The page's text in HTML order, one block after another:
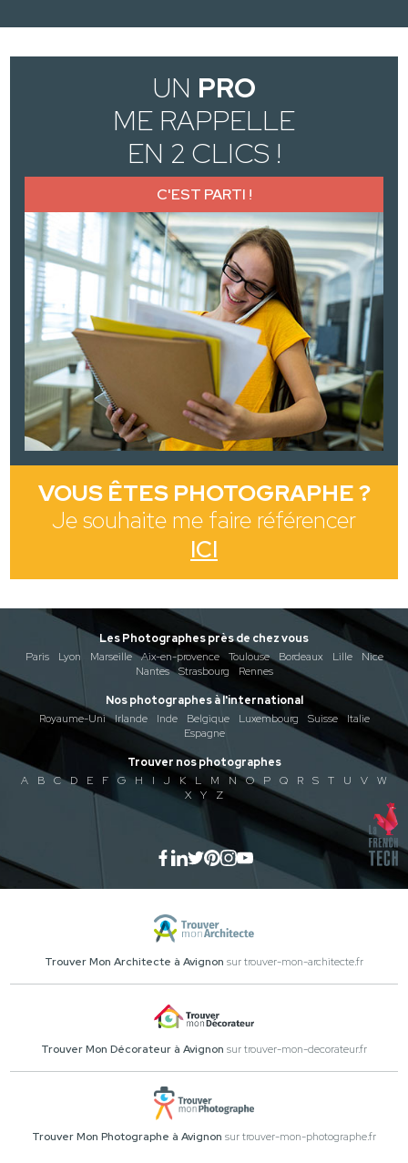
UN PRO
ME RAPPELLE
EN 2 CLICS !
C'EST PARTI !
VOUS ÊTES PHOTOGRAPHE ?
Je souhaite me faire référencer
ICI
Les Photographes près de chez vous
Paris
Lyon Marseille Aix-en-provence Toulouse Bordeaux Lille
Nice
Nantes
Strasbourg
Rennes
Nos photographes à l'international
Royaume-Uni
Irlande Inde Belgique Luxembourg Suisse
Italie
Espagne
Trouver nos photographes
A
B C D E F G H I J K L M N O P Q R S T U V
W
X
Y Z
Trouver Mon Architecte à Avignon sur trouver-mon-architecte.fr
Trouver Mon Décorateur à Avignon sur trouver-mon-decorateur.fr
Trouver Mon Photographe à Avignon sur trouver-mon-photographe.fr